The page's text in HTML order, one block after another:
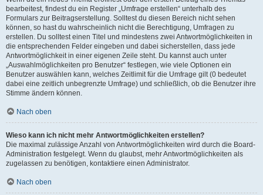
bearbeitest, findest du ein Register „Umfrage erstellen“ unterhalb des
Formulars zur Beitragserstellung. Solltest du diesen Bereich nicht sehen
können, so hast du wahrscheinlich nicht die Berechtigung, Umfragen zu
erstellen. Du solltest einen Titel und mindestens zwei Antwortmöglichkeiten in
die entsprechenden Felder eingeben und dabei sicherstellen, dass jede
Antwortmöglichkeit in einer eigenen Zeile steht. Du kannst auch unter
„Auswahlmöglichkeiten pro Benutzer“ festlegen, wie viele Optionen ein
Benutzer auswählen kann, welches Zeitlimit für die Umfrage gilt (0 bedeutet
dabei eine zeitlich unbegrenzte Umfrage) und schließlich, ob die Benutzer ihre
Stimme ändern können.
Nach oben
Wieso kann ich nicht mehr Antwortmöglichkeiten erstellen?
Die maximal zulässige Anzahl von Antwortmöglichkeiten wird durch die Board-
Administration festgelegt. Wenn du glaubst, mehr Antwortmöglichkeiten als
zugelassen zu benötigen, kontaktiere einen Administrator.
Nach oben